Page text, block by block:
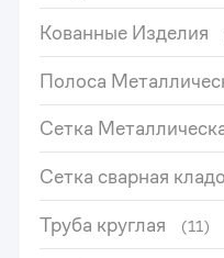
Кованные Изделия
Полоса
Сетка
Сетка сварная
Труба круглая (11)